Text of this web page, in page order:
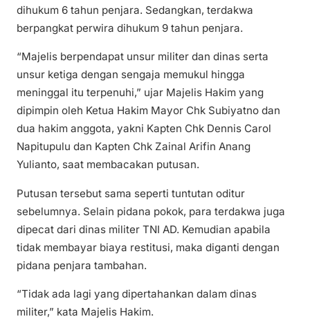
dihukum 6 tahun penjara. Sedangkan, terdakwa
berpangkat perwira dihukum 9 tahun penjara.
“Majelis berpendapat unsur militer dan dinas serta
unsur ketiga dengan sengaja memukul hingga
meninggal itu terpenuhi,” ujar Majelis Hakim yang
dipimpin oleh Ketua Hakim Mayor Chk Subiyatno dan
dua hakim anggota, yakni Kapten Chk Dennis Carol
Napitupulu dan Kapten Chk Zainal Arifin Anang
Yulianto, saat membacakan putusan.
Putusan tersebut sama seperti tuntutan oditur
sebelumnya. Selain pidana pokok, para terdakwa juga
dipecat dari dinas militer TNI AD. Kemudian apabila
tidak membayar biaya restitusi, maka diganti dengan
pidana penjara tambahan.
“Tidak ada lagi yang dipertahankan dalam dinas
militer,” kata Majelis Hakim.